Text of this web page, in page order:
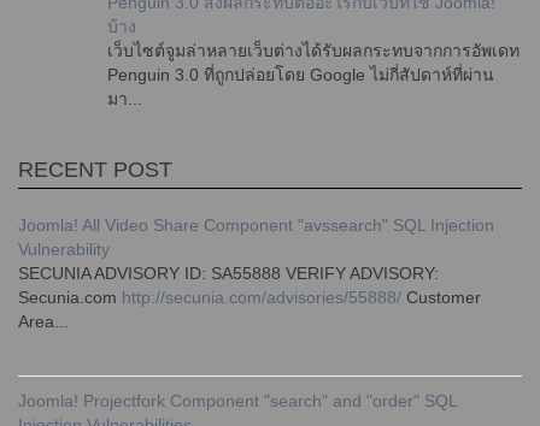
บ้าง
เว็บไซต์จูมล่าหลายเว็บต่างได้รับผลกระทบจากการอัพเดท
Penguin 3.0 ที่ถูกปล่อยโดย Google ไม่กี่สัปดาห์ที่ผ่าน
มา...
RECENT POST
Joomla! All Video Share Component "avssearch" SQL Injection
Vulnerability
SECUNIA ADVISORY ID: SA55888 VERIFY ADVISORY:
Secunia.com http://secunia.com/advisories/55888/ Customer
Area...
Joomla! Projectfork Component "search" and "order" SQL